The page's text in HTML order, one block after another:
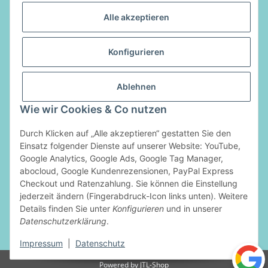
Alle akzeptieren
Konfigurieren
Ablehnen
Wie wir Cookies & Co nutzen
Durch Klicken auf „Alle akzeptieren“ gestatten Sie den
Einsatz folgender Dienste auf unserer Website: YouTube,
Google Analytics, Google Ads, Google Tag Manager,
abocloud, Google Kundenrezensionen, PayPal Express
Checkout und Ratenzahlung. Sie können die Einstellung
jederzeit ändern (Fingerabdruck-Icon links unten). Weitere
Details finden Sie unter Konfigurieren und in unserer
Datenschutzerklärung.
Impressum Datenschutz
Informationen
Gesetzliche Informationen
Zahlungsarten
Powered by JTL-Shop